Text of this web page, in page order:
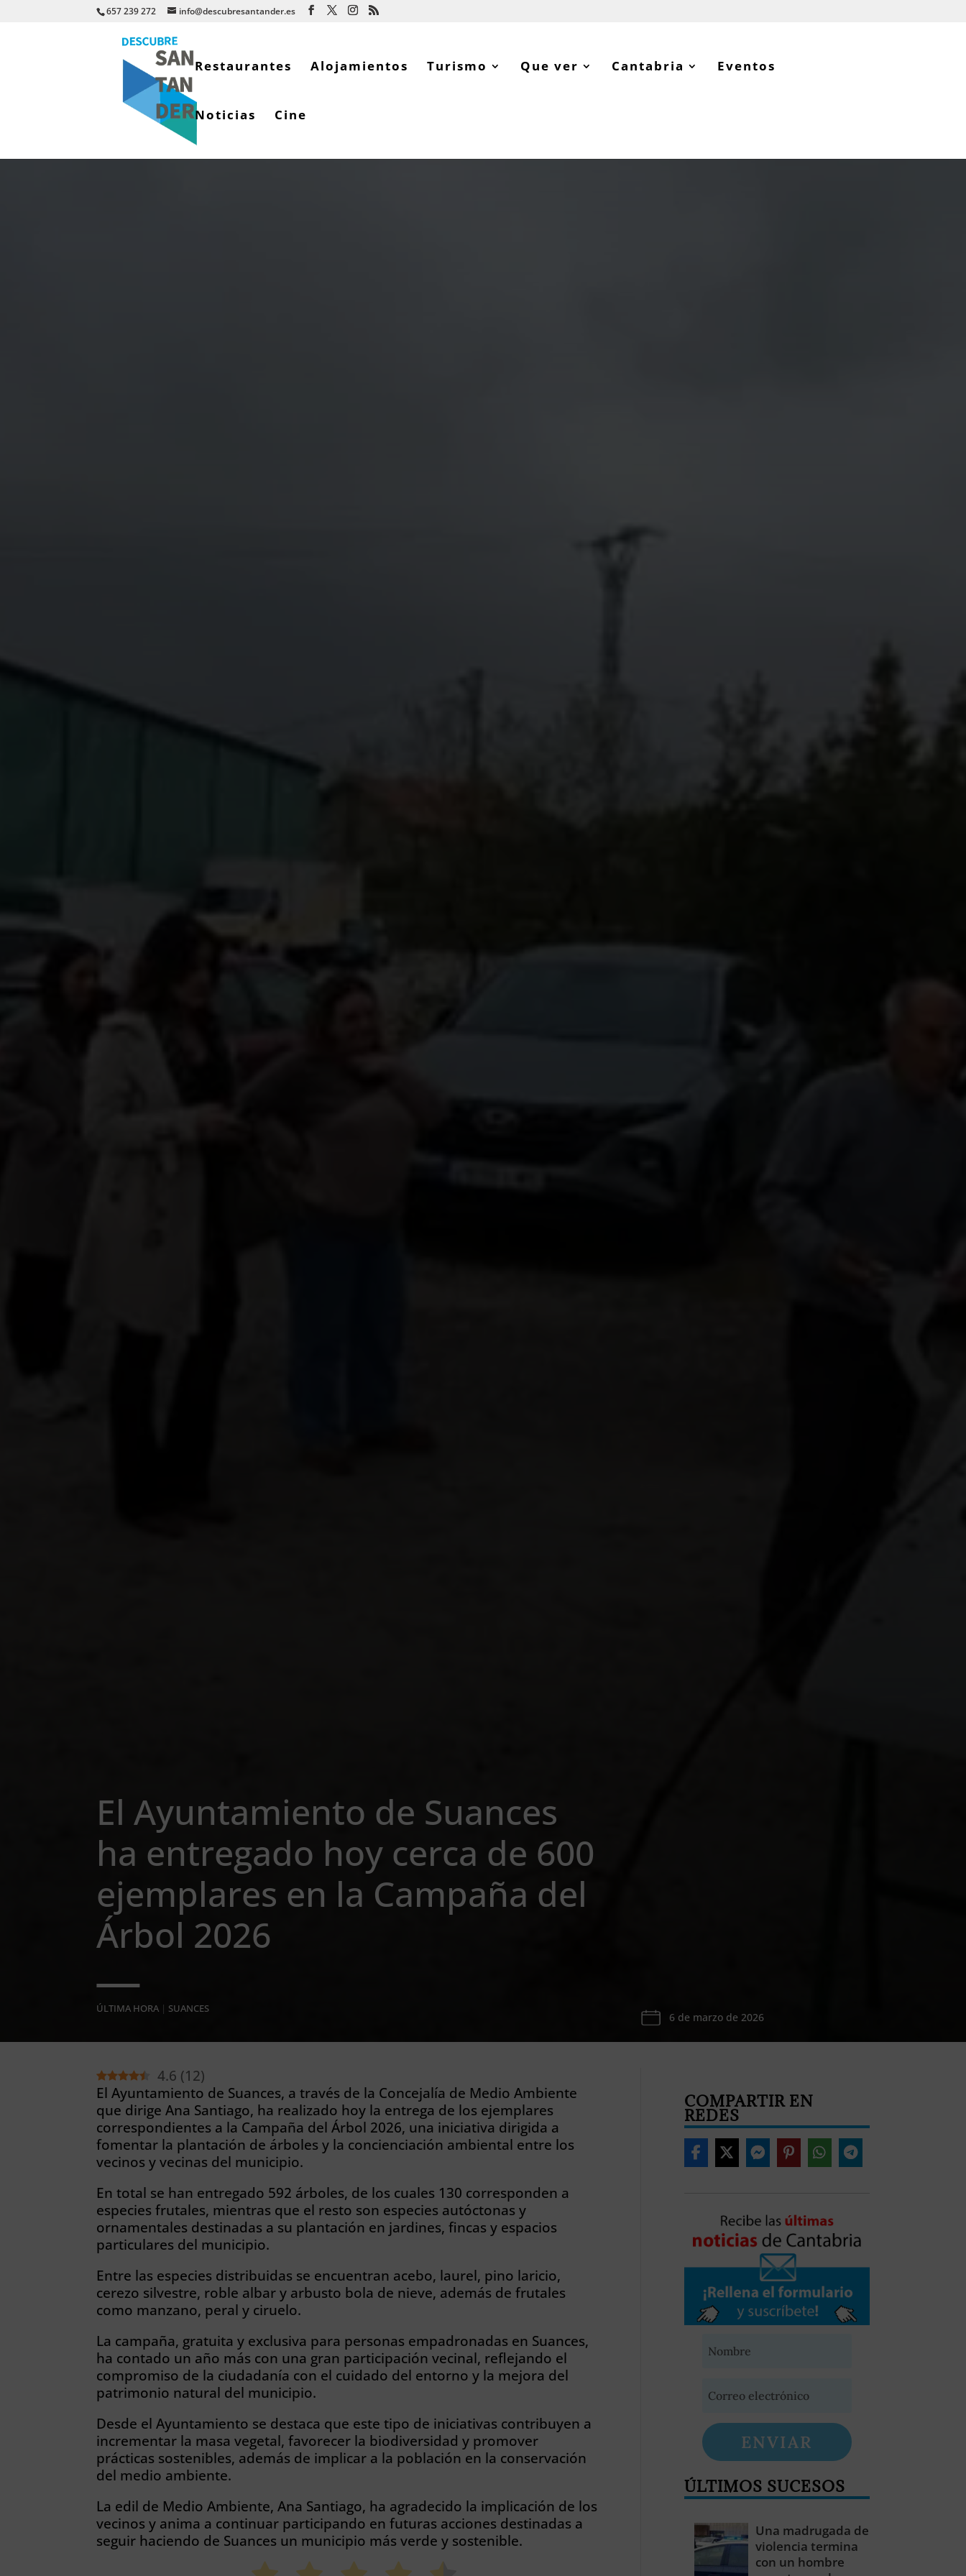
657 239 272 info@descubresantander.es
Restaurantes Alojamientos Turismo Que ver Cantabria Eventos
Noticias Cine
El Ayuntamiento de Suances
ha entregado hoy cerca de 600
ejemplares en la Campaña del
Árbol 2026
ÚLTIMA HORA | SUANCES
6 de marzo de 2026
4.6 (12)
El Ayuntamiento de Suances, a través de la Concejalía de Medio Ambiente
que dirige Ana Santiago, ha realizado hoy la entrega de los ejemplares
correspondientes a la Campaña del Árbol 2026, una iniciativa dirigida a
fomentar la plantación de árboles y la concienciación ambiental entre los
vecinos y vecinas del municipio.
En total se han entregado 592 árboles, de los cuales 130 corresponden a
especies frutales, mientras que el resto son especies autóctonas y
ornamentales destinadas a su plantación en jardines, fincas y espacios
particulares del municipio.
Entre las especies distribuidas se encuentran acebo, laurel, pino laricio,
cerezo silvestre, roble albar y arbusto bola de nieve, además de frutales
como manzano, peral y ciruelo.
La campaña, gratuita y exclusiva para personas empadronadas en Suances,
ha contado un año más con una gran participación vecinal, reflejando el
compromiso de la ciudadanía con el cuidado del entorno y la mejora del
patrimonio natural del municipio.
Desde el Ayuntamiento se destaca que este tipo de iniciativas contribuyen a
incrementar la masa vegetal, favorecer la biodiversidad y promover
prácticas sostenibles, además de implicar a la población en la conservación
del medio ambiente.
La edil de Medio Ambiente, Ana Santiago, ha agradecido la implicación de los
vecinos y anima a continuar participando en futuras acciones destinadas a
seguir haciendo de Suances un municipio más verde y sostenible.
COMPARTIR EN
REDES
ENVIAR
ÚLTIMOS SUCESOS
Una madrugada de
violencia termina
con un hombre